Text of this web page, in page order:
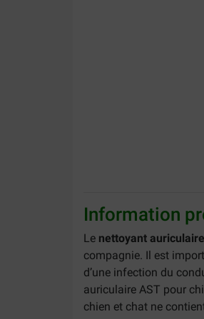
Information
Le nettoyant
compagnie. Il est
d’une infection du
auriculaire AST pour
chien et chat ne